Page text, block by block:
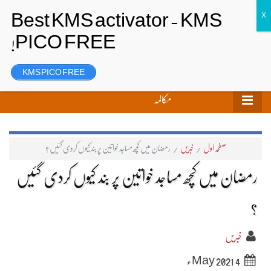
رجسٹر
مکالمہ
صفحہ اول / خبریں / رمضان میں کچھ مساجد خواتین پر بند کیوں کردی گئیں ؟
رمضان میں کچھ مساجد خواتین پر بند کیوں کردی گئیں
؟
خبریں
4 May 2021ء
KMS PICO FREE